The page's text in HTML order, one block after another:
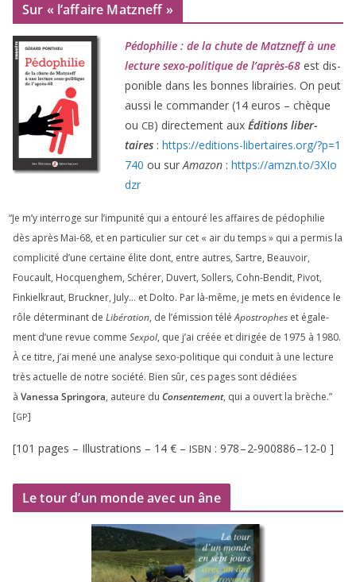
Sur « l’affaire Matzneff »
Pédophilie : de la chute de Matzneff à une
lec­ture sexo-poli­tique de l’après-68 est dis­
po­nible dans les bonnes librai­ries. On peut
aus­si le com­man­der (14 euros – chèque
ou CB) direc­te­ment aux Éditions liber­
taires : https://​edi​tions​-liber​taires​.org/​?​p​=​1
740 ou surAmazon : https://​amzn​.to/​3​X​I​o​
dzr
“Je m’y inter­roge sur l’impunité qui a entou­ré les affaires de pédo­phi­lie
dès après Mai-68, et en par­ti­cu­lier sur cet « air du temps » qui a per­mis la
com­pli­ci­té d’une cer­taine élite dont, entre autres, Sartre, Beauvoir,
Foucault, Hocquenghem, Schérer, Duvert, Sollers, Cohn-Bendit, Pivot,
Finkielkraut, Bruckner, July… et Dolto. Par là-même, je mets en évi­dence le
rôle déter­mi­nant de Libération, de l’émission téléApostrophes et éga­le­
ment d’une revue comme Sexpol, que j’ai créée et diri­gée de 1975 à 1980.
À ce titre, j’ai mené une ana­lyse sexo-poli­tique qui conduit à une lec­ture
très actuelle de notre socié­té. Bien sûr, ces pages sont dédiées
à Vanessa Springora, auteure du Consentement, qui a ouvert la brèche.”
[GP]
[101 pages – Illustrations – 14 € – ISBN : 978–2‑900886–12‑0 ]
Le tour d’un monde avec un âne